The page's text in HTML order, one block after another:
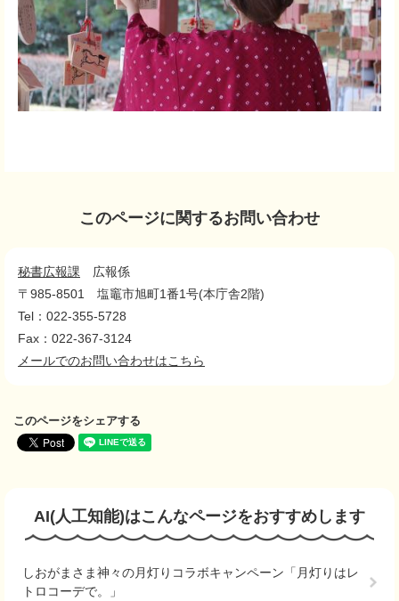
このページに関するお問い合わせ
秘書広報課
広報係
〒985-8501
塩竈市旭町1番1号(本庁舎2階)
Tel：022-355-5728
Fax：022-367-3124
メールでのお問い合わせはこちら
このページをシェアする
AI(人工知能)はこんなページをおすすめします
しおがまさま神々の月灯りコラボキャンペーン「月灯りはレ
トロコーデで。」